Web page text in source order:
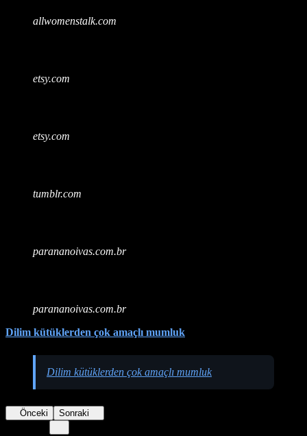
allwomenstalk.com
etsy.com
etsy.com
tumblr.com
parananoivas.com.br
parananoivas.com.br
Dilim kütüklerden çok amaçlı mumluk
Dilim kütüklerden çok amaçlı mumluk
Önceki Sonraki